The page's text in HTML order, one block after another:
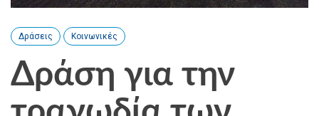
Δράσεις Κοινωνικές
Δράση για την